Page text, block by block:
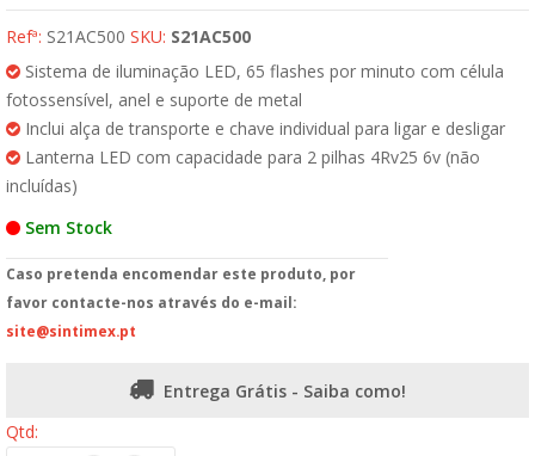
Refª: S21AC500 SKU: S21AC500
Sistema de iluminação LED, 65 flashes por minuto com célula
fotossensível, anel e suporte de metal
Inclui alça de transporte e chave individual para ligar e desligar
Lanterna LED com capacidade para 2 pilhas 4Rv25 6v (não
incluídas)
Sem Stock
Caso pretenda encomendar este produto, por
favor contacte-nos através do e-mail:
site@sintimex.pt
Entrega Grátis - Saiba como!
Qtd: